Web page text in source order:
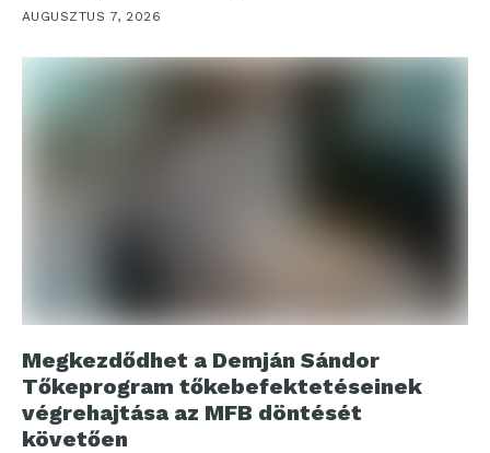
AUGUSZTUS 7, 2026
Megkezdődhet a Demján Sándor
Tőkeprogram tőkebefektetéseinek
végrehajtása az MFB döntését
követően